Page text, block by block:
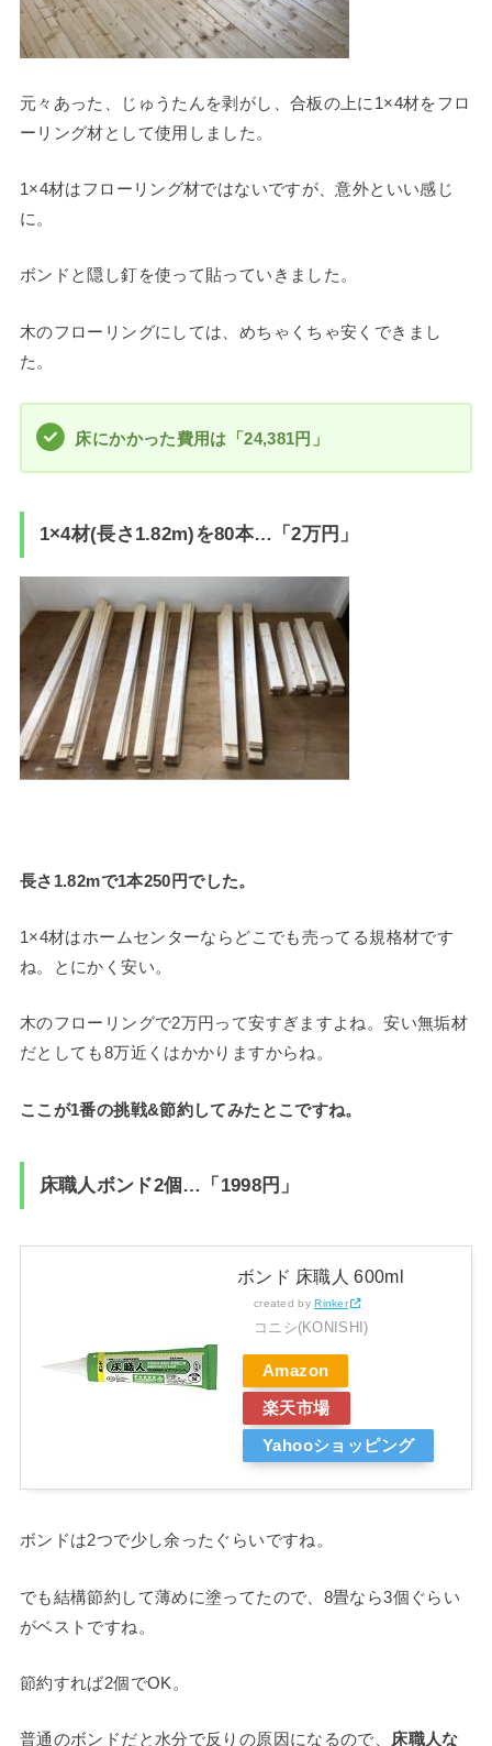
元々あった、じゅうたんを剥がし、合板の上に1×4材をフロ
ーリング材として使用しました。
1×4材はフローリング材ではないですが、意外といい感じ
に。
ボンドと隠し釘を使って貼っていきました。
木のフローリングにしては、めちゃくちゃ安くできまし
た。
床にかかった費用は「24,381円」
1×4材(長さ1.82m)を80本…「2万円」
長さ1.82mで1本250円でした。
1×4材はホームセンターならどこでも売ってる規格材です
ね。とにかく安い。
木のフローリングで2万円って安すぎますよね。安い無垢材
だとしても8万近くはかかりますからね。
ここが1番の挑戦&節約してみたとこですね。
床職人ボンド2個…「1998円」
ボンド 床職人 600ml
created byRinker
コニシ(KONISHI)
Amazon
楽天市場
Yahooショッピング
ボンドは2つで少し余ったぐらいですね。
でも結構節約して薄めに塗ってたので、8畳なら3個ぐらい
がベストですね。
節約すれば2個でOK。
普通のボンドだと水分で反りの原因になるので、 床職人な